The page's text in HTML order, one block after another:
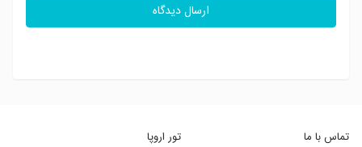
ارسال دیدگاه
تماس با ما
تور اروپا